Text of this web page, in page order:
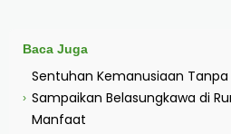
Baca Juga
›
Sentuhan Kemanusiaan Tanpa
Sampaikan Belasungkawa di
Manfaat